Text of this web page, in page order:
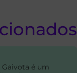
Gaivota é um